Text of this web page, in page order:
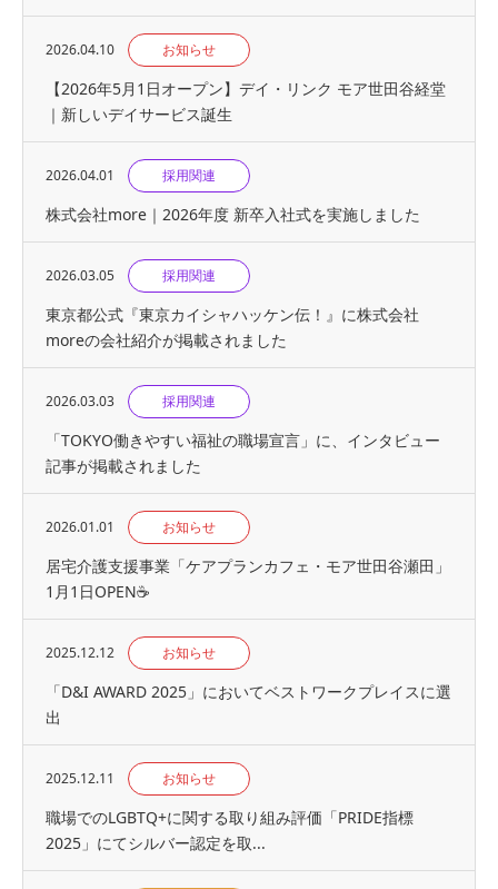
2026.04.10 お知らせ
【2026年5月1日オープン】デイ・リンク モア世田谷経堂
｜新しいデイサービス誕生
2026.04.01 採用関連
株式会社more｜2026年度 新卒入社式を実施しました
2026.03.05 採用関連
東京都公式『東京カイシャハッケン伝！』に株式会社
moreの会社紹介が掲載されました
2026.03.03 採用関連
「TOKYO働きやすい福祉の職場宣言」に、インタビュー
記事が掲載されました
2026.01.01 お知らせ
居宅介護支援事業「ケアプランカフェ・モア世田谷瀬田」
1月1日OPEN☕
2025.12.12 お知らせ
「D&I AWARD 2025」においてベストワークプレイスに選
出
2025.12.11 お知らせ
職場でのLGBTQ+に関する取り組み評価「PRIDE指標
2025」にてシルバー認定を取...